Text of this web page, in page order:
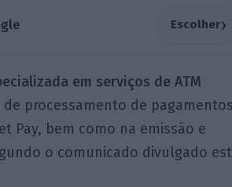
Escolher›
em serviços de ATM
processamento de pagamentos
Pay, bem como na emissão e
o comunicado divulgado